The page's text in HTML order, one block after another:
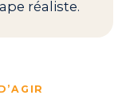
réaliste.